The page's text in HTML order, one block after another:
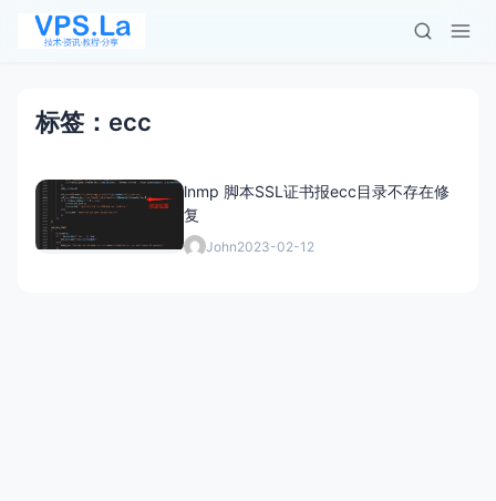
标签：ecc
lnmp 脚本SSL证书报ecc目录不存在修
复
John2023-02-12